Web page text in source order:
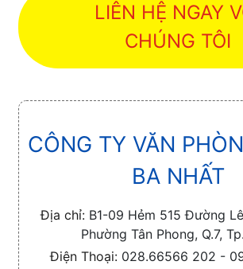
LIÊN HỆ NGAY
CHÚNG TÔI
CÔNG TY VĂN
BA NHẤT
Địa chỉ: B1-09 Hẻm 515 Đường
Phường Tân Phong, Q.7,
Điện Thoại: 028.66566 202 -